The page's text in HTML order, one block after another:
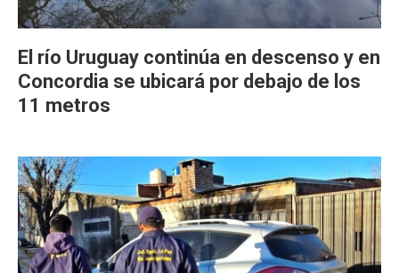
El río Uruguay continúa en descenso y en
Concordia se ubicará por debajo de los
11 metros